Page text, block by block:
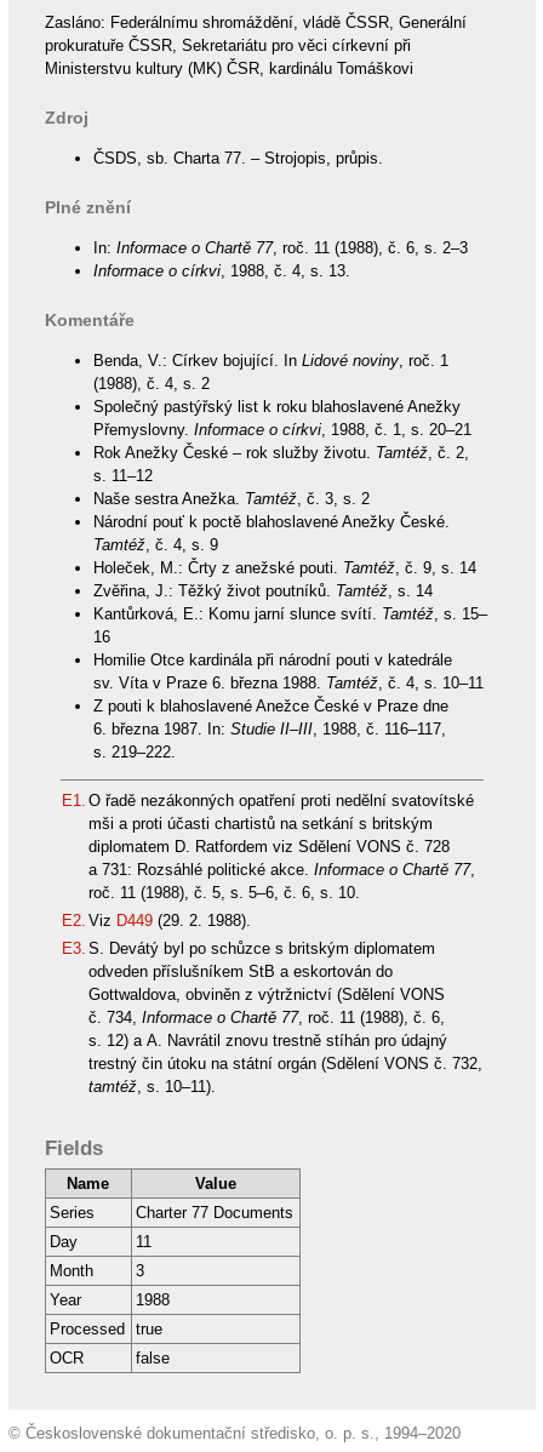
Zasláno: Federálnímu shromáždění, vládě ČSSR, Generální
prokuratuře ČSSR, Sekretariátu pro věci církevní při
Ministerstvu kultury (MK) ČSR, kardinálu Tomáškovi
Zdroj
ČSDS, sb. Charta 77. – Strojopis, průpis.
Plné znění
In: Informace o Chartě 77, roč. 11 (1988), č. 6, s. 2–3
Informace o církvi, 1988, č. 4, s. 13.
Komentáře
Benda, V.: Církev bojující. In Lidové noviny, roč. 1
(1988), č. 4, s. 2
Společný pastýřský list k roku blahoslavené Anežky
Přemyslovny. Informace o církvi, 1988, č. 1, s. 20–21
Rok Anežky České – rok služby životu. Tamtéž, č. 2,
s. 11–12
Naše sestra Anežka. Tamtéž, č. 3, s. 2
Národní pouť k poctě blahoslavené Anežky České.
Tamtéž, č. 4, s. 9
Holeček, M.: Črty z anežské pouti. Tamtéž, č. 9, s. 14
Zvěřina, J.: Těžký život poutníků. Tamtéž, s. 14
Kantůrková, E.: Komu jarní slunce svítí. Tamtéž, s. 15–
16
Homilie Otce kardinála při národní pouti v katedrále
sv. Víta v Praze 6. března 1988. Tamtéž, č. 4, s. 10–11
Z pouti k blahoslavené Anežce České v Praze dne
6. března 1987. In: Studie II–III, 1988, č. 116–117,
s. 219–222.
E1. O řadě nezákonných opatření proti nedělní svatovítské
mši a proti účasti chartistů na setkání s britským
diplomatem D. Ratfordem viz Sdělení VONS č. 728
a 731: Rozsáhlé politické akce. Informace o Chartě 77,
roč. 11 (1988), č. 5, s. 5–6, č. 6, s. 10.
E2. Viz D449(29. 2. 1988).
E3. S. Devátý byl po schůzce s britským diplomatem
odveden příslušníkem StB a eskortován do
Gottwaldova, obviněn z výtržnictví (Sdělení VONS
č. 734, Informace o Chartě 77, roč. 11 (1988), č. 6,
s. 12) a A. Navrátil znovu trestně stíhán pro údajný
trestný čin útoku na státní orgán (Sdělení VONS č. 732,
tamtéž, s. 10–11).
Fields
Name
Value
Series
Charter 77 Documents
Day
11
Month
3
Year
1988
Processed
true
OCR
false
© Československé dokumentační středisko, o. p. s., 1994–2020